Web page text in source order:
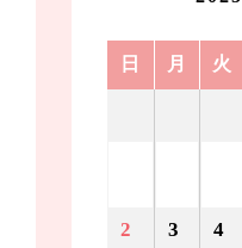
日 月 火
2 3 4